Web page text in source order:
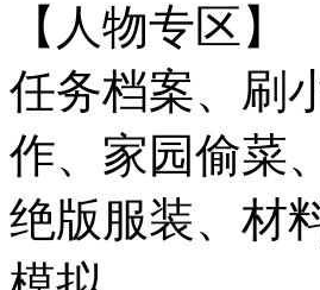
【人物专区】
任务档案、刷
作、家园偷菜
绝版服装、材